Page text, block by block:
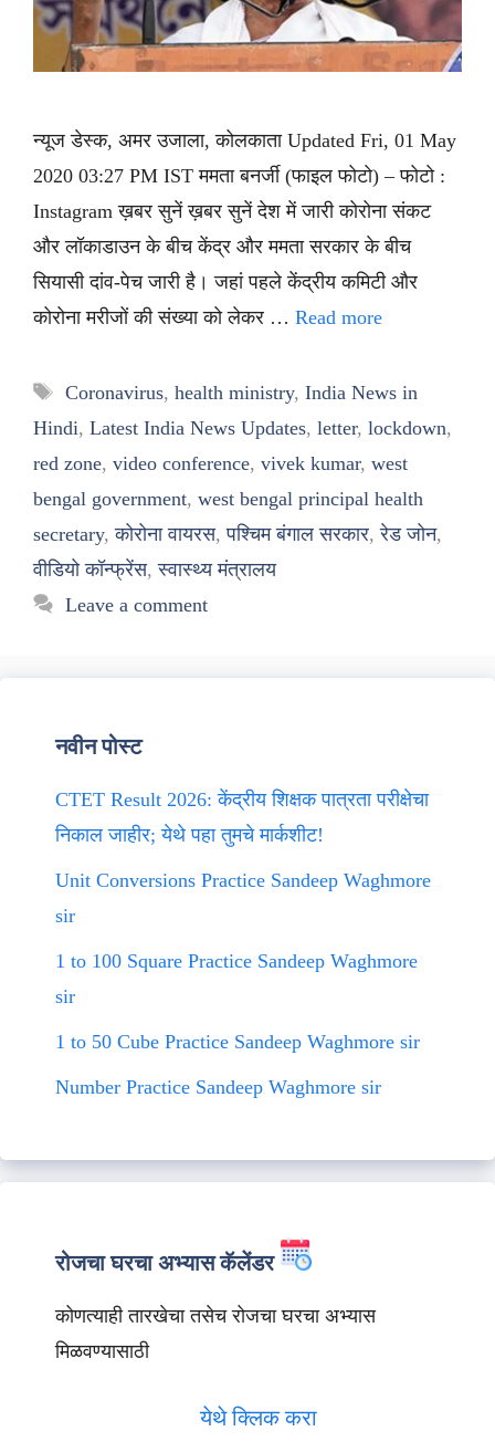
न्यूज डेस्क, अमर उजाला, कोलकाता Updated Fri, 01 May
2020 03:27 PM IST ममता बनर्जी (फाइल फोटो) – फोटो :
Instagram ख़बर सुनें ख़बर सुनें देश में जारी कोरोना संकट
और लॉकाडाउन के बीच केंद्र और ममता सरकार के बीच
सियासी दांव-पेच जारी है। जहां पहले केंद्रीय कमिटी और
कोरोना मरीजों की संख्या को लेकर … Read more
Tags
Coronavirus, health ministry, India News in
Hindi, Latest India News Updates, letter, lockdown,
red zone, video conference, vivek kumar, west
bengal government, west bengal principal health
secretary,कोरोना वायरस,पश्चिम बंगाल सरकार,रेड जोन,
वीडियो कॉन्फ्रेंस,स्वास्थ्य मंत्रालय
Leave a comment
नवीन पोस्ट
CTET Result 2026: केंद्रीय शिक्षक पात्रता परीक्षेचा
निकाल जाहीर; येथे पहा तुमचे मार्कशीट!
Unit Conversions Practice Sandeep Waghmore
sir
1 to 100 Square Practice Sandeep Waghmore
sir
1 to 50 Cube Practice Sandeep Waghmore sir
Number Practice Sandeep Waghmore sir
रोजचा घरचा अभ्यास कॅलेंडर
कोणत्याही तारखेचा तसेच रोजचा घरचा अभ्यास
मिळवण्यासाठी
येथे क्लिक करा